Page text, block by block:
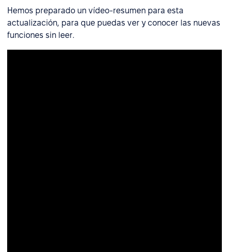
Hemos preparado un vídeo-resumen para esta
actualización, para que puedas ver y conocer las nuevas
funciones sin leer.